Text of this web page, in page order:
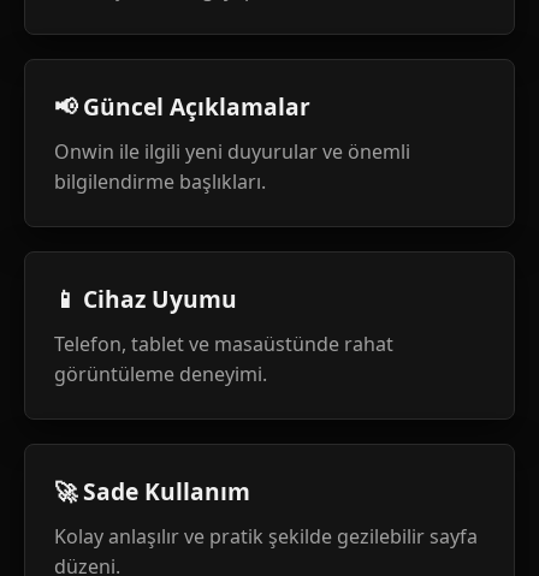
📢 Güncel Açıklamalar
Onwin ile ilgili yeni duyurular ve önemli
bilgilendirme başlıkları.
📱 Cihaz Uyumu
Telefon, tablet ve masaüstünde rahat
görüntüleme deneyimi.
🚀 Sade Kullanım
Kolay anlaşılır ve pratik şekilde gezilebilir sayfa
düzeni.